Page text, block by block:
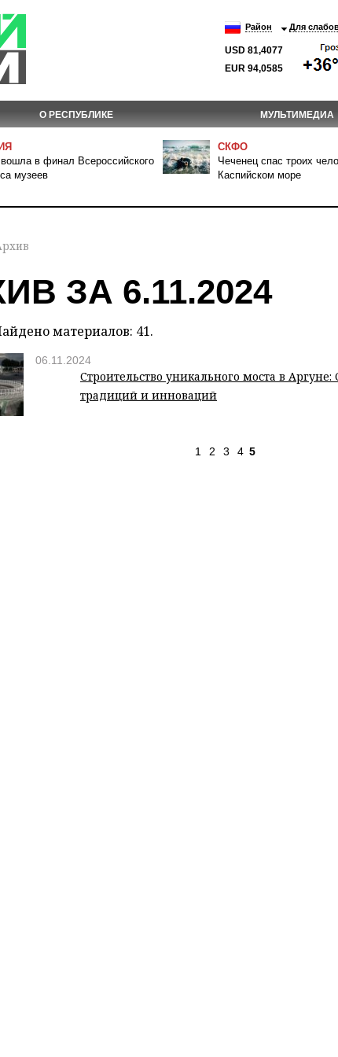
Район Для
USD 81,4077
EUR 94,0585
О РЕСПУБЛИКЕ МУЛЬТИМЕДИА
в финал Всероссийского
музеев
СКФО
Чеченец спас троих
Каспийском море
ЗА 6.11.2024
материалов: 41.
06.11.2024
Строительство уникального моста в
традиций и инноваций
1 2 3 4 5